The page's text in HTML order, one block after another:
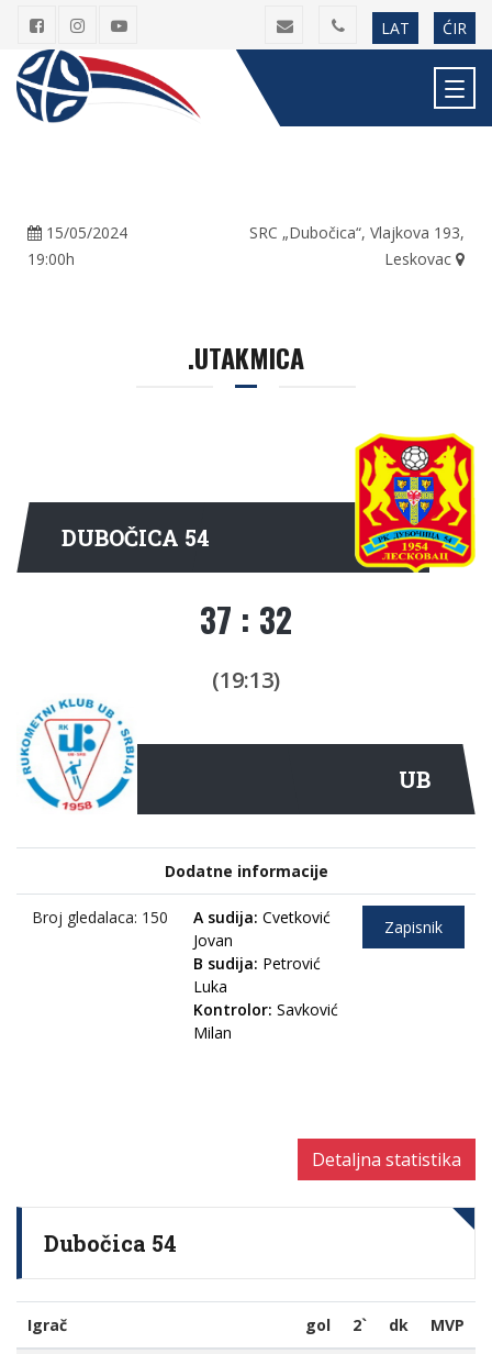
LAT ĆIR
15/05/2024
19:00h
SRC „Dubočica“, Vlajkova 193,
Leskovac
.UTAKMICA
DUBOČICA 54
37 : 32
(19:13)
UB
Dodatne informacije
Broj gledalaca: 150 A sudija: Cvetković
Jovan
B sudija: Petrović
Luka
Kontrolor: Savković
Milan
Zapisnik
Detaljna statistika
Dubočica 54
Igrač gol 2` dk MVP